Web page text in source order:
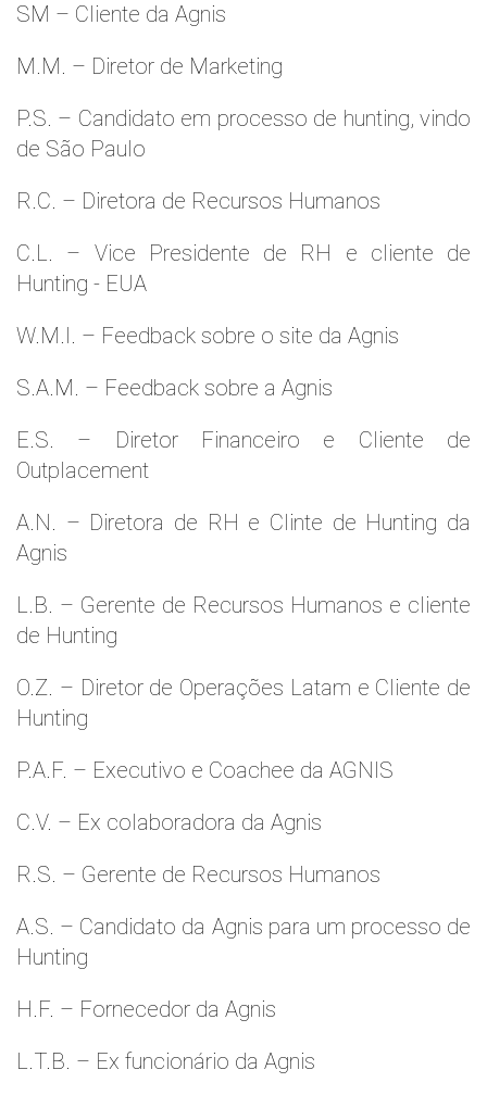
SM – Cliente da Agnis
M.M. – Diretor de Marketing
P.S. – Candidato em processo de hunting, vindo
de São Paulo
R.C. – Diretora de Recursos Humanos
C.L. – Vice Presidente de RH e cliente de
Hunting - EUA
W.M.l. – Feedback sobre o site da Agnis
S.A.M. – Feedback sobre a Agnis
E.S. – Diretor Financeiro e Cliente de
Outplacement
A.N. – Diretora de RH e Clinte de Hunting da
Agnis
L.B. – Gerente de Recursos Humanos e cliente
de Hunting
O.Z. – Diretor de Operações Latam e Cliente de
Hunting
P.A.F. – Executivo e Coachee da AGNIS
C.V. – Ex colaboradora da Agnis
R.S. – Gerente de Recursos Humanos
A.S. – Candidato da Agnis para um processo de
Hunting
H.F. – Fornecedor da Agnis
L.T.B. – Ex funcionário da Agnis